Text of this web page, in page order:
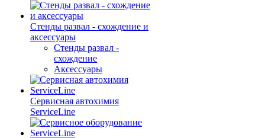
Стенды развал - схождение и
аксессуары
Стенды развал -
схождение
Аксессуары
Сервисная автохимия
ServiceLine